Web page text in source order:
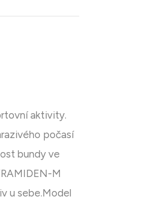
aktivity.
počasí
bundy ve
M
u sebe.Model